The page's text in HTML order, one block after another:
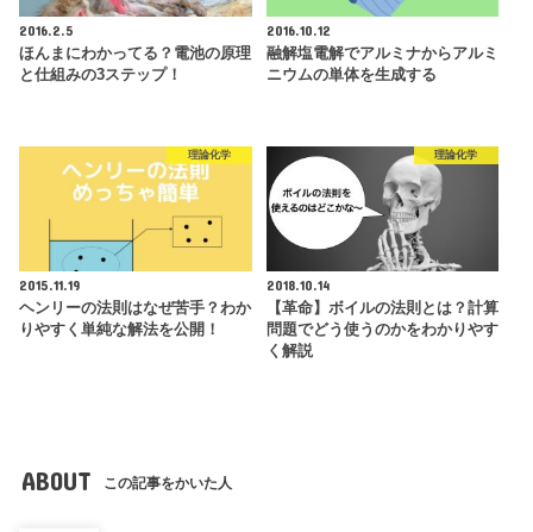
2016.2.5
ほんまにわかってる？電池の原理
と仕組みの3ステップ！
2016.10.12
融解塩電解でアルミナからアルミ
ニウムの単体を生成する
理論化学
2015.11.19
ヘンリーの法則はなぜ苦手？わか
りやすく単純な解法を公開！
理論化学
2018.10.14
【革命】ボイルの法則とは？計算
問題でどう使うのかをわかりやす
く解説
ABOUT この記事をかいた人